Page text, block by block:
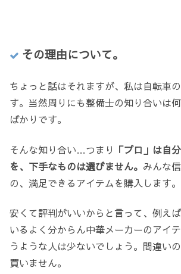
その理由について。
ちょっと話はそれますが、私は自転車
す。当然周りにも整備士の知り合いは
ばかりです。
そんな知り合い…つまり 「プロ」は自
を、下手なものは選びません。 みんな
の、満足できるアイテムを購入します。
安くて評判がいいからと言って、例え
いるよく分からん中華メーカーのアイ
うような人は少ないでしょう。間違い
買いません。